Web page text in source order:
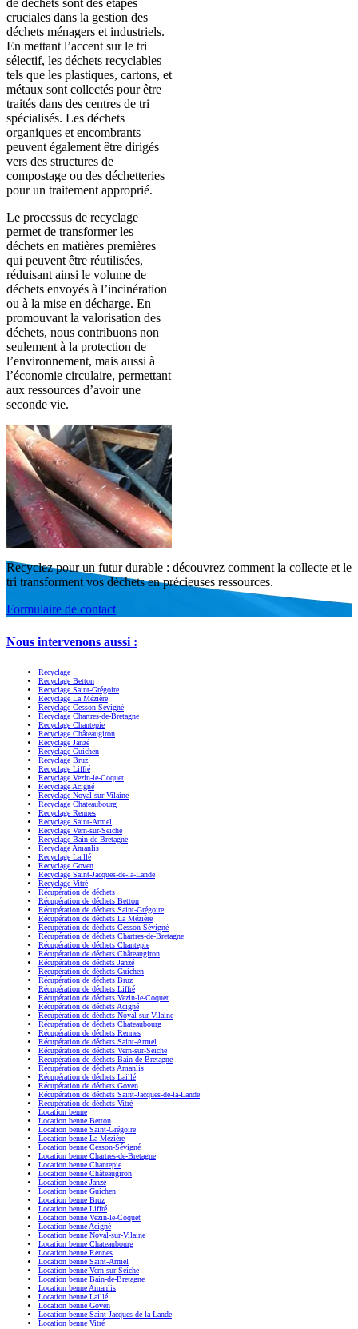
cruciales dans la gestion des
déchets ménagers et industriels.
En mettant l’accent sur le tri
sélectif, les déchets recyclables
tels que les plastiques, cartons, et
métaux sont collectés pour être
traités dans des centres de tri
spécialisés. Les déchets
organiques et encombrants
peuvent également être dirigés
vers des structures de
compostage ou des déchetteries
pour un traitement approprié.
Le processus de recyclage
permet de transformer les
déchets en matières premières
qui peuvent être réutilisées,
réduisant ainsi le volume de
déchets envoyés à l’incinération
ou à la mise en décharge. En
promouvant la valorisation des
déchets, nous contribuons non
seulement à la protection de
l’environnement, mais aussi à
l’économie circulaire, permettant
aux ressources d’avoir une
seconde vie.
Recyclez pour un futur durable : découvrez comment la collecte et le
tri transforment vos déchets en précieuses ressources.
Formulaire de contact
Nous intervenons aussi :
Recyclage
Recyclage Betton
Recyclage Saint-Grégoire
Recyclage La Mézière
Recyclage Cesson-Sévigné
Recyclage Chartres-de-Bretagne
Recyclage Chantepie
Recyclage Châteaugiron
Recyclage Janzé
Recyclage Guichen
Recyclage Bruz
Recyclage Liffré
Recyclage Vezin-le-Coquet
Recyclage Acigné
Recyclage Noyal-sur-Vilaine
Recyclage Chateaubourg
Recyclage Rennes
Recyclage Saint-Armel
Recyclage Vern-sur-Seiche
Recyclage Bain-de-Bretagne
Recyclage Amanlis
Recyclage Laillé
Recyclage Goven
Recyclage Saint-Jacques-de-la-Lande
Recyclage Vitré
Récupération de déchets
Récupération de déchets Betton
Récupération de déchets Saint-Grégoire
Récupération de déchets La Mézière
Récupération de déchets Cesson-Sévigné
Récupération de déchets Chartres-de-Bretagne
Récupération de déchets Chantepie
Récupération de déchets Châteaugiron
Récupération de déchets Janzé
Récupération de déchets Guichen
Récupération de déchets Bruz
Récupération de déchets Liffré
Récupération de déchets Vezin-le-Coquet
Récupération de déchets Acigné
Récupération de déchets Noyal-sur-Vilaine
Récupération de déchets Chateaubourg
Récupération de déchets Rennes
Récupération de déchets Saint-Armel
Récupération de déchets Vern-sur-Seiche
Récupération de déchets Bain-de-Bretagne
Récupération de déchets Amanlis
Récupération de déchets Laillé
Récupération de déchets Goven
Récupération de déchets Saint-Jacques-de-la-Lande
Récupération de déchets Vitré
Location benne
Location benne Betton
Location benne Saint-Grégoire
Location benne La Mézière
Location benne Cesson-Sévigné
Location benne Chartres-de-Bretagne
Location benne Chantepie
Location benne Châteaugiron
Location benne Janzé
Location benne Guichen
Location benne Bruz
Location benne Liffré
Location benne Vezin-le-Coquet
Location benne Acigné
Location benne Noyal-sur-Vilaine
Location benne Chateaubourg
Location benne Rennes
Location benne Saint-Armel
Location benne Vern-sur-Seiche
Location benne Bain-de-Bretagne
Location benne Amanlis
Location benne Laillé
Location benne Goven
Location benne Saint-Jacques-de-la-Lande
Location benne Vitré